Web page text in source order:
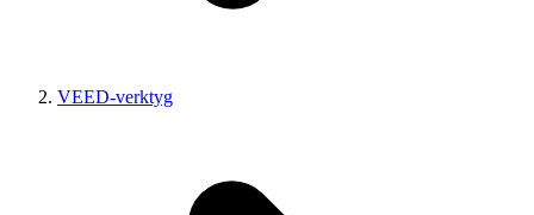
VEED-verktyg